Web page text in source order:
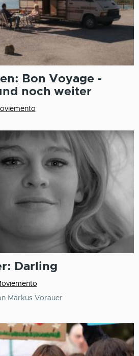
Bon Voyage -
noch weiter
Darling
Markus Vorauer